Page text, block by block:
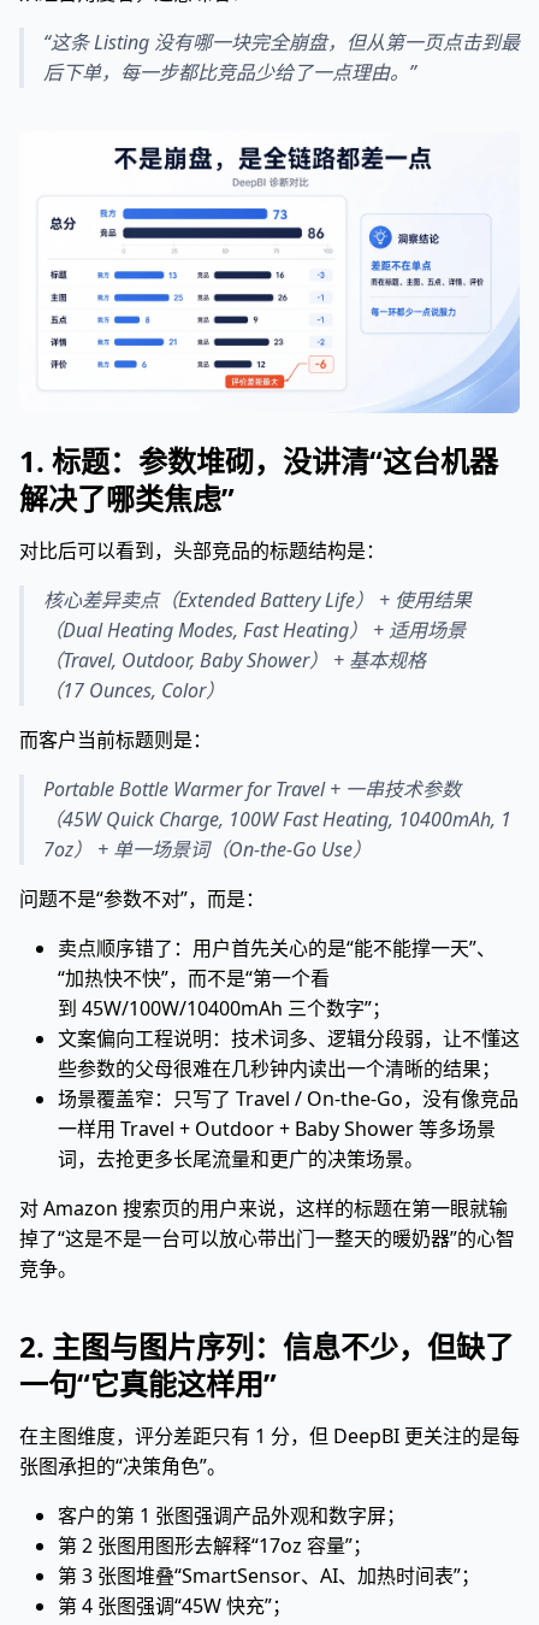
“这条 Listing 没有哪一块完全崩盘，但从第一页点击到最
后下单，每一步都比竞品少给了一点理由。”
1. 标题：参数堆砌，没讲清“这台机器
解决了哪类焦虑”
对比后可以看到，头部竞品的标题结构是：
核心差异卖点（Extended Battery Life） + 使用结果
（Dual Heating Modes, Fast Heating） + 适用场景
（Travel, Outdoor, Baby Shower） + 基本规格
（17 Ounces, Color）
而客户当前标题则是：
Portable Bottle Warmer for Travel + 一串技术参数
（45W Quick Charge, 100W Fast Heating, 10400mAh, 1
7oz） + 单一场景词（On-the-Go Use）
问题不是“参数不对”，而是：
卖点顺序错了：用户首先关心的是“能不能撑一天”、
“加热快不快”，而不是“第一个看
到 45W/100W/10400mAh 三个数字”；
文案偏向工程说明：技术词多、逻辑分段弱，让不懂这
些参数的父母很难在几秒钟内读出一个清晰的结果；
场景覆盖窄：只写了 Travel / On-the-Go，没有像竞品
一样用 Travel + Outdoor + Baby Shower 等多场景
词，去抢更多长尾流量和更广的决策场景。
对 Amazon 搜索页的用户来说，这样的标题在第一眼就输
掉了“这是不是一台可以放心带出门一整天的暖奶器”的心智
竞争。
2. 主图与图片序列：信息不少，但缺了
一句“它真能这样用”
在主图维度，评分差距只有 1 分，但 DeepBI 更关注的是每
张图承担的“决策角色”。
客户的第 1 张图强调产品外观和数字屏；
第 2 张图用图形去解释“17oz 容量”；
第 3 张图堆叠“SmartSensor、AI、加热时间表”；
第 4 张图强调“45W 快充”；